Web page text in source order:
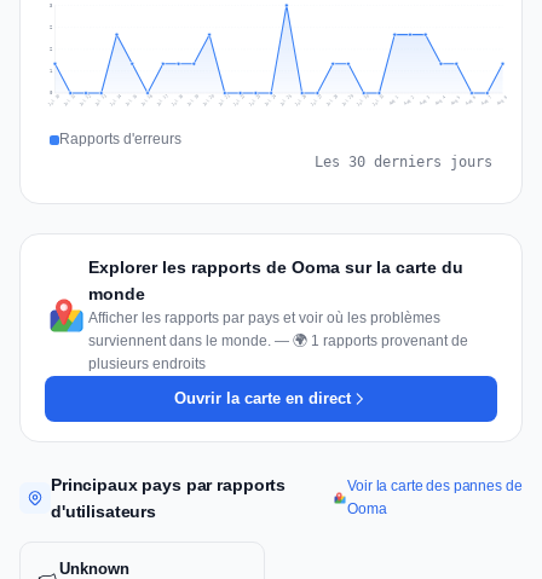
1
2
2
3
Jul 10 Jul 11 Jul 12 Jul 13 Jul 14 Jul 15 Jul 16 Jul 17 Jul 18 Jul 19 Jul 20 Jul 21 Jul 22 Jul 23 Jul 24 Jul 25 Jul 26 Jul 27 Jul 28 Jul 29 Jul 30 Jul 31 Aug 1 Aug 2 Aug 3 Aug 4 Aug 5 Aug 6 Aug 7 Aug 8
Rapports d'erreurs
Les 30 derniers jours
Explorer les rapports de Ooma sur la carte du
monde
Afficher les rapports par pays et voir où les problèmes
surviennent dans le monde. — 🌍 1 rapports provenant de
plusieurs endroits
Ouvrir la carte en direct
Principaux pays par rapports
d'utilisateurs
Voir la carte des pannes de
Ooma
Unknown